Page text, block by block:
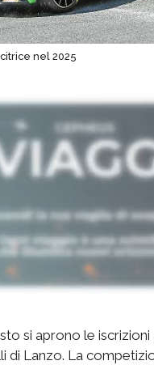
nel 2025
si aprono le iscrizioni
di Lanzo. La